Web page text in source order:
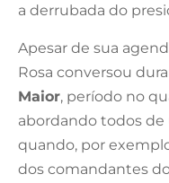
a derrubada do
Apesar de sua
Rosa conversou
Maior, período no
abordando todos
quando, por
dos comandantes